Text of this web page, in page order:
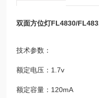
双面方位灯FL4830/
技术参数：
额定电压：1.7v
额定容量：120mA